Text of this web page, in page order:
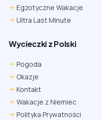
Egzotyczne Wakacje
Ultra Last Minute
Wycieczki z Polski
Pogoda
Okazje
Kontakt
Wakacje z Niemiec
Polityka Prywatności